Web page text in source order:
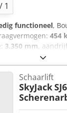
/ 1
functioneel,
454
3.350 mm,
staat:
Machine
lakplekken
Schaarlift
SkyJack